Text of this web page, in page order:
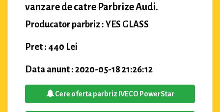
vanzare de catre Parbrize Audi.
Producator parbriz : YES GLASS
Pret : 440 Lei
Data anunt : 2020-05-18 21:26:12
Cere oferta parbriz IVECO PowerStar